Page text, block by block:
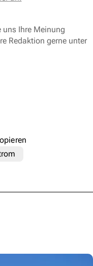
uns Ihre Meinung
Redaktion gerne unter